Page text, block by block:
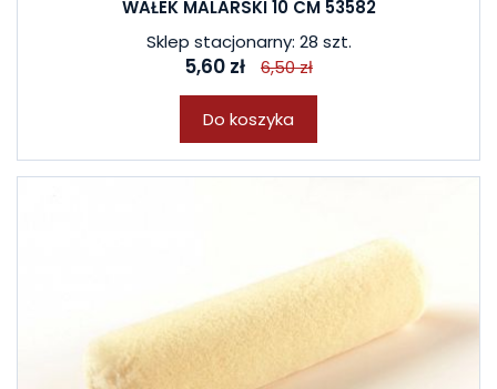
WAŁEK MALARSKI 10 CM 53582
Sklep stacjonarny: 28 szt.
5,60 zł 6,50 zł
Do koszyka